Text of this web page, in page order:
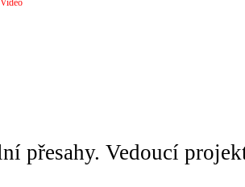
přesahy. Vedoucí